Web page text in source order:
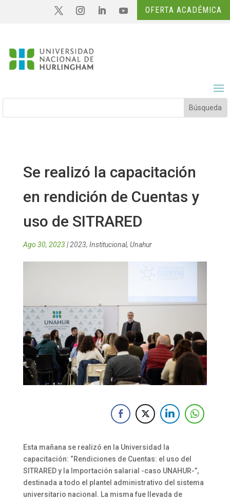
OFERTA ACADÉMICA
Se realizó la capacitación
en rendición de Cuentas y
uso de SITRARED
Ago 30, 2023 |2023, Institucional, Unahur
Esta mañana se realizó en la Universidad la
capacitación: “Rendiciones de Cuentas: el uso del
SITRARED y la Importación salarial -caso UNAHUR-”,
destinada a todo el plantel administrativo del sistema
universitario nacional. La misma fue llevada de